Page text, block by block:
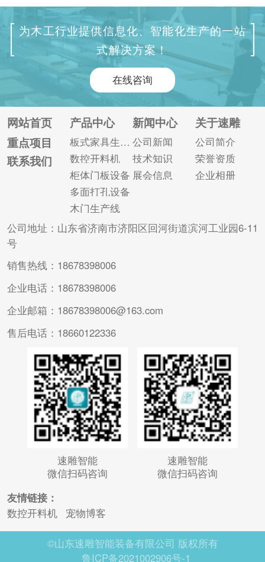
孔、工艺孔一次性完
成。那么它有哪些性
能特点呢？接下来由
我们的工作人员来给
大家简单介绍一下其
是木门制造的关键。
木门生产线是一条加
工效率高、人工成本
低的柔性木门生产
线。木门的加工从进
料开始就完全自动
化。两班倒每天可生
产680扇平板门，只需
要两名操作人员，节
省能耗的同时减少占
地面积，可以将木门
对角线精度控制在
为木工行业提供信息化、智能化生产的一站
式解决方案！
在线咨询
网站首页
重点项目
联系我们
产品中心
板式家具生产线
数控开料机
柜体门板设备
多面打孔设备
木门生产线
新闻中心
公司新闻
技术知识
展会信息
关于速雕
公司简介
荣誉资质
企业相册
公司地址：山东省济南市济阳区回河街道滨河工业园6-11
号
销售热线：18678398006
企业电话：18678398006
企业邮箱：18678398006@163.com
售后电话：18660122336
速雕智能
微信扫码咨询
速雕智能
微信扫码咨询
友情链接：
数控开料机
宠物博客
©山东速雕智能装备有限公司 版权所有
鲁ICP备2021002906号-1